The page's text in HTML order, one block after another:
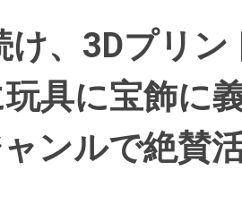
け、3Dプリ
具に宝飾に
ンルで絶賛